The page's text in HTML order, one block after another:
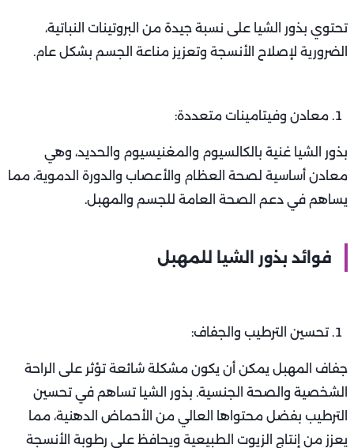
تحتوي بذور الشيا على نسبة جيدة من البروتينات النباتية،
الضرورية لإصلاح الأنسجة وتعزيز مناعة الجسم بشكل عام.
معادن وفيتامينات متعددة:
بذور الشيا غنية بالكالسيوم والمغنيسيوم والحديد، وهي
معادن أساسية لصحة العظام والأعصاب والدورة الدموية، مما
يساهم في دعم الصحة العامة للجسم والمهبل.
فوائد بذور الشيا للمهبل
تحسين الترطيب والجفاف:
جفاف المهبل يمكن أن يكون مشكلة شائعة تؤثر على الراحة
الشخصية والصحة الجنسية. بذور الشيا تساهم في تحسين
الترطيب بفضل محتواها العالي من الأحماض الدهنية، مما
يعزز من إنتاج الزيوت الطبيعية ويحافظ على رطوبة الأنسجة